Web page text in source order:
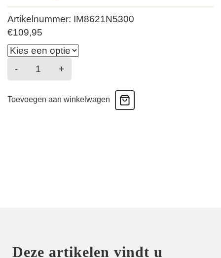
Artikelnummer: IM8621N5300
€109,95
-
Kamerjas
aantal
+
Toevoegen aan winkelwagen
Deze artikelen vindt u